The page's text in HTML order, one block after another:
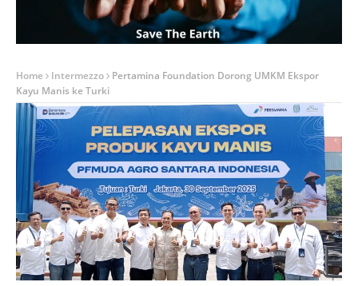
Home Intermezzo
Pertamina Foundation Dorong UMKM Ekspor
Kayu Manis ke Turki